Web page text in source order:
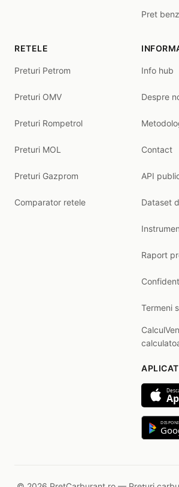
Pret
RETELE
Preturi Petrom
Preturi OMV
Preturi Rompetrol
Preturi MOL
Preturi Gazprom
Comparator retele
Info hub
Despre
Contact
API
Dataset
Raport
Termeni